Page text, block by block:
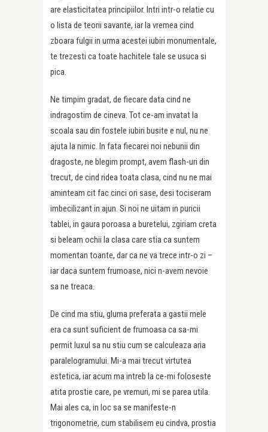
are elasticitatea principiilor. Intri intr-o relatie cu
o lista de teorii savante, iar la vremea cind
zboara fulgii in urma acestei iubiri monumentale,
te trezesti ca toate hachitele tale se usuca si
pica.
Ne timpim gradat, de fiecare data cind ne
indragostim de cineva. Tot ce-am invatat la
scoala sau din fostele iubiri busite e nul, nu ne
ajuta la nimic. In fata fiecarei noi nebunii din
dragoste, ne blegim prompt, avem flash-uri din
trecut, de cind ridea toata clasa, cind nu ne mai
aminteam cit fac cinci ori sase, desi tociseram
imbecilizant in ajun. Si noi ne uitam in puricii
tablei, in gaura poroasa a buretelui, zgiriam creta
si beleam ochii la clasa care stia ca suntem
momentan toante, dar ca ne va trece intr-o zi –
iar daca suntem frumoase, nici n-avem nevoie
sa ne treaca.
De cind ma stiu, gluma preferata a gastii mele
era ca sunt suficient de frumoasa ca sa-mi
permit luxul sa nu stiu cum se calculeaza aria
paralelogramului. Mi-a mai trecut virtutea
estetica, iar acum ma intreb la ce-mi foloseste
atita prostie care, pe vremuri, mi se parea utila.
Mai ales ca, in loc sa se manifeste-n
trigonometrie, cum stabilisem eu cindva, prostia